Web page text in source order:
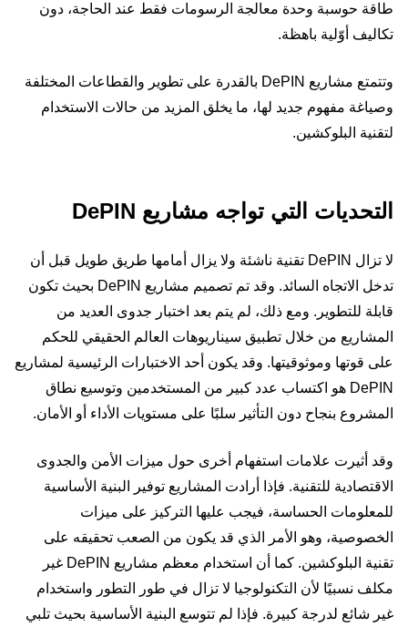
طاقة حوسبة وحدة معالجة الرسومات فقط عند الحاجة، دون
تكاليف أوّلية باهظة.
وتتمتع مشاريع DePIN بالقدرة على تطوير والقطاعات المختلفة
وصياغة مفهوم جديد لها، ما يخلق المزيد من حالات الاستخدام
لتقنية البلوكشين.
التحديات التي تواجه مشاريع DePIN
لا تزال DePIN تقنية ناشئة ولا يزال أمامها طريق طويل قبل أن
تدخل الاتجاه السائد. وقد تم تصميم مشاريع DePIN بحيث تكون
قابلة للتطوير. ومع ذلك، لم يتم بعد اختبار جدوى العديد من
المشاريع من خلال تطبيق سيناريوهات العالم الحقيقي للحكم
على قوتها وموثوقيتها. وقد يكون أحد الاختبارات الرئيسية لمشاريع
DePIN هو اكتساب عدد كبير من المستخدمين وتوسيع نطاق
المشروع بنجاح دون التأثير سلبًا على مستويات الأداء أو الأمان.
وقد أثيرت علامات استفهام أخرى حول ميزات الأمن والجدوى
الاقتصادية للتقنية. فإذا أرادت المشاريع توفير البنية الأساسية
للمعلومات الحساسة، فيجب عليها التركيز على ميزات
الخصوصية، وهو الأمر الذي قد يكون من الصعب تحقيقه على
تقنية البلوكشين. كما أن استخدام معظم مشاريع DePIN غير
مكلف نسبيًا لأن التكنولوجيا لا تزال في طور التطور واستخدام
غير شائع لدرجة كبيرة. فإذا لم تتوسع البنية الأساسية بحيث تلبي